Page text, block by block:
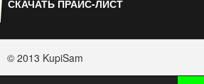
СКАЧАТЬ ПРАЙС-ЛИСТ
© 2013 KupiSam